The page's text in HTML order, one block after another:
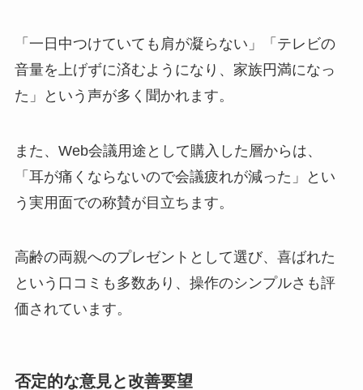
「一日中つけていても肩が凝らない」「テレビの
音量を上げずに済むようになり、家族円満になっ
た」という声が多く聞かれます。
また、Web会議用途として購入した層からは、
「耳が痛くならないので会議疲れが減った」とい
う実用面での称賛が目立ちます。
高齢の両親へのプレゼントとして選び、喜ばれた
という口コミも多数あり、操作のシンプルさも評
価されています。
否定的な意見と改善要望